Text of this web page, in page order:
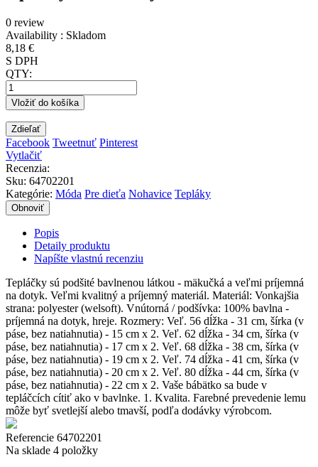
0 review
Availability : Skladom
8,18 €
S DPH
QTY:
Vložiť do košíka
Zdieľať
Facebook Tweetnuť Pinterest
Vytlačiť
Recenzia:
Sku: 64702201
Kategórie: Móda Pre dieťa Nohavice Tepláky
Popis
Detaily produktu
Napíšte vlastnú recenziu
Tepláčky sú podšité bavlnenou látkou - mäkučká a veľmi príjemná
na dotyk. Veľmi kvalitný a príjemný materiál. Materiál: Vonkajšia
strana: polyester (welsoft). Vnútorná / podšívka: 100% bavlna -
príjemná na dotyk, hreje. Rozmery: Veľ. 56 dĺžka - 31 cm, šírka (v
páse, bez natiahnutia) - 15 cm x 2. Veľ. 62 dĺžka - 34 cm, šírka (v
páse, bez natiahnutia) - 17 cm x 2. Veľ. 68 dĺžka - 38 cm, šírka (v
páse, bez natiahnutia) - 19 cm x 2. Veľ. 74 dĺžka - 41 cm, šírka (v
páse, bez natiahnutia) - 20 cm x 2. Veľ. 80 dĺžka - 44 cm, šírka (v
páse, bez natiahnutia) - 22 cm x 2. Vaše bábätko sa bude v
tepláčcích cítiť ako v bavlnke. 1. Kvalita. Farebné prevedenie lemu
môže byť svetlejší alebo tmavší, podľa dodávky výrobcom.
Referencie 64702201
Na sklade 4 položky